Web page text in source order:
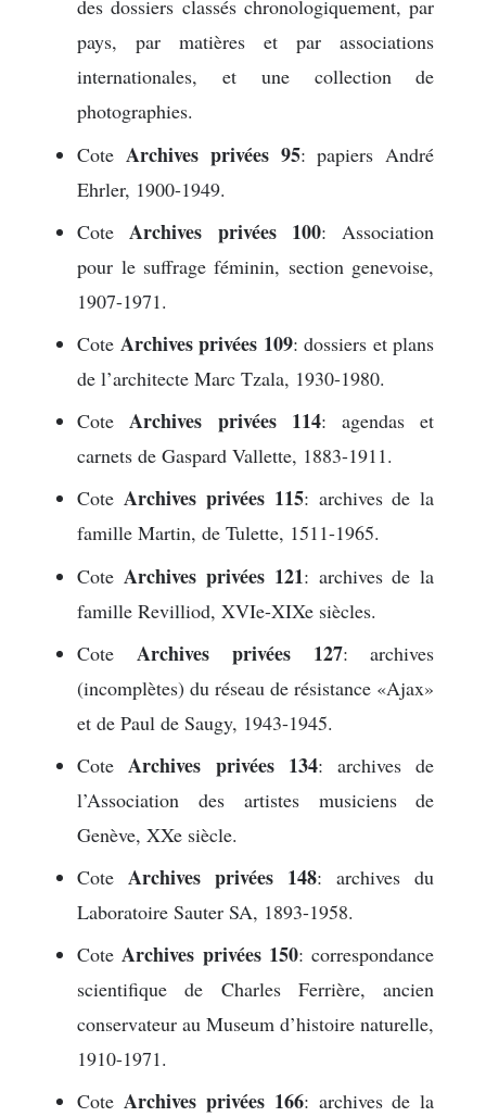
des dossiers classés chronologiquement, par
pays, par matières et par associations
internationales, et une collection de
photographies.
Cote Archives privées 95: papiers André
Ehrler, 1900-1949.
Cote Archives privées 100: Association
pour le suffrage féminin, section genevoise,
1907-1971.
Cote Archives privées 109: dossiers et plans
de l’architecte Marc Tzala, 1930-1980.
CoteArchives privées 114: agendas et
carnets de Gaspard Vallette, 1883-1911.
Cote Archives privées 115: archives de la
famille Martin, de Tulette, 1511-1965.
Cote Archives privées 121: archives de la
famille Revilliod, XVIe-XIXe siècles.
Cote Archives privées 127: archives
(incomplètes) du réseau de résistance «Ajax»
et de Paul de Saugy, 1943-1945.
CoteArchives privées 134: archives de
l’Association des artistes musiciens de
Genève, XXe siècle.
CoteArchives privées 148: archives du
Laboratoire Sauter SA, 1893-1958.
CoteArchives privées 150: correspondance
scientifique de Charles Ferrière, ancien
conservateur au Museum d’histoire naturelle,
1910-1971.
Cote Archives privées 166: archives de la